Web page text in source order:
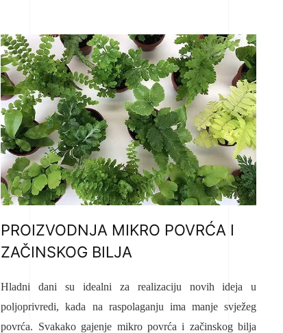
PROIZVODNJA MIKRO POVRĆA I
ZAČINSKOG BILJA
Hladni dani su idealni za realizaciju novih ideja u
poljoprivredi, kada na raspolaganju ima manje svježeg
povrća. Svakako gajenje mikro povrća i začinskog bilja